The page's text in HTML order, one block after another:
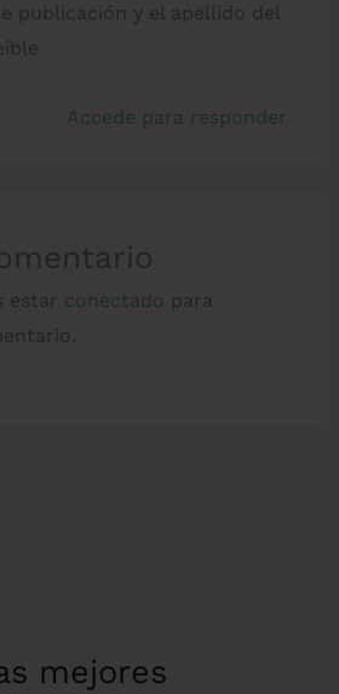
publicación y el apellido del
Accede para responder
estar conectado para
mejores